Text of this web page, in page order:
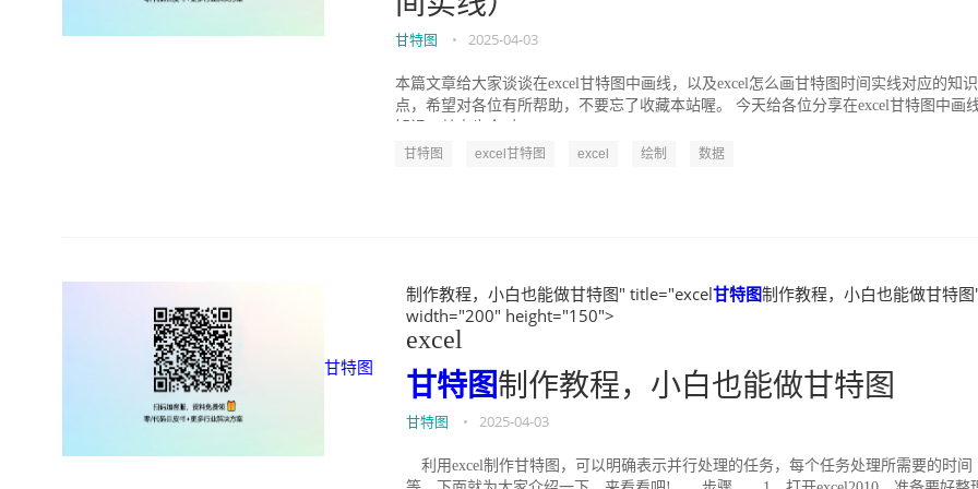
甘特图 • 2025-04-03
本篇文章给大家谈谈在excel甘特图中画线，以及excel怎么画甘特图时间实线对应的知识
点，希望对各位有所帮助，不要忘了收藏本站喔。 今天给各位分享在excel甘特图中画
甘特图 excel甘特图 excel 绘制 数据
甘特图
制作教程，小白也能做甘特图" title="excel甘特图制作教程，小白也能做甘特图
width="200" height="150">
excel
甘特图制作教程，小白也能做甘特图
甘特图 • 2025-04-03
利用excel制作甘特图，可以明确表示并行处理的任务，每个任务处理所需要的时间